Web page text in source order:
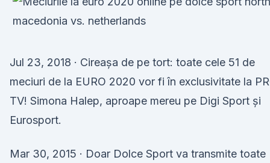
Jul 23, 2018 · Cireașa de pe tort: toate cele 51 de
meciuri de la EURO 2020 vor fi în exclusivitate la
TV! Simona Halep, aproape mereu pe Digi Sport și
Eurosport.
Mar 30, 2015 · Doar Dolce Sport va transmite toate